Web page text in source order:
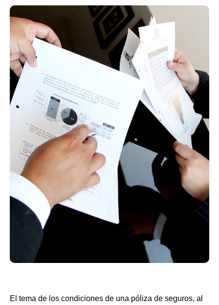
El tema de los condiciones de una póliza de seguros, al